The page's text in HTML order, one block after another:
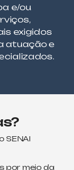
e/ou
exigidos
atuação e
SENAI
por meio da